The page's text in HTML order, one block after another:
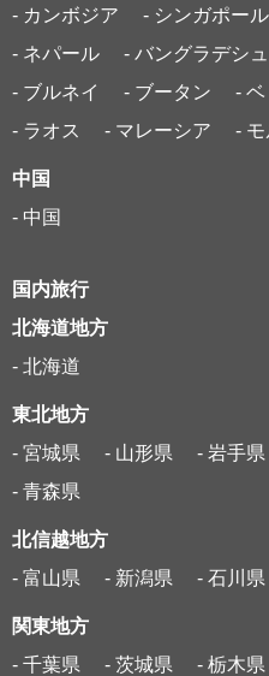
- カンボジア
- シンガポール
- ネパール
- バングラデシュ
- ブルネイ
- ブータン - ベ
- ラオス
- マレーシア -
中国
- 中国
国内旅行
北海道地方
- 北海道
東北地方
- 宮城県
- 山形県 - 岩手県
- 青森県
北信越地方
- 富山県
- 新潟県 - 石川県
関東地方
- 千葉県
- 茨城県 - 栃木県